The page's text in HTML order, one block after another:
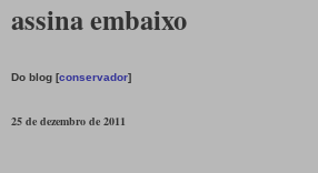
assina embaixo
Do blog [conservador]
25 de dezembro de 2011